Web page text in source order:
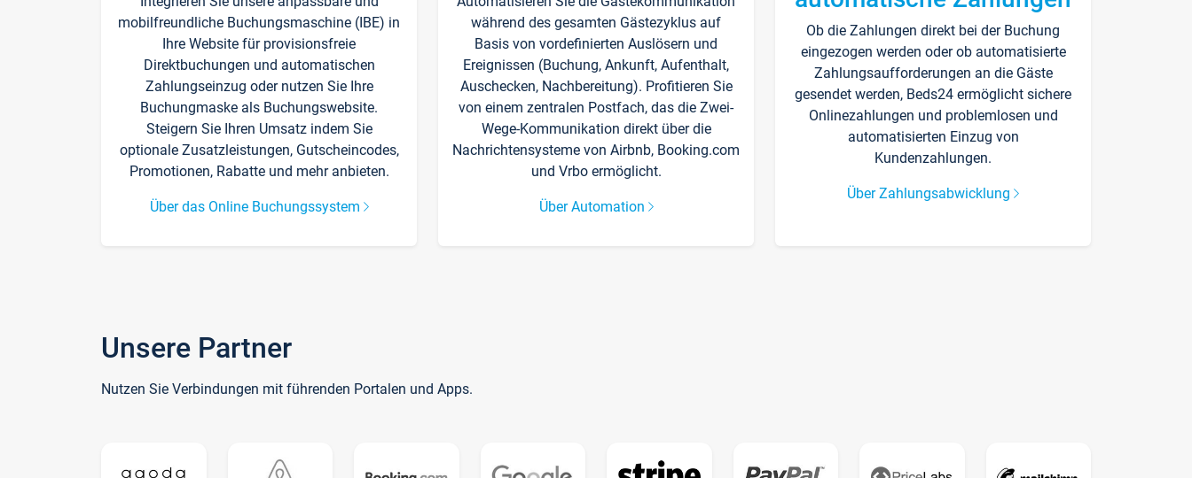
mobilfreundliche Buchungsmaschine (IBE) in
Ihre Website für provisionsfreie
Direktbuchungen und automatischen
Zahlungseinzug oder nutzen Sie Ihre
Buchungmaske als Buchungswebsite.
Steigern Sie Ihren Umsatz indem Sie
optionale Zusatzleistungen, Gutscheincodes,
Promotionen, Rabatte und mehr anbieten.
Über das Online Buchungssystem
während des gesamten Gästezyklus auf
Basis von vordefinierten Auslösern und
Ereignissen (Buchung, Ankunft, Aufenthalt,
Auschecken, Nachbereitung). Profitieren Sie
von einem zentralen Postfach, das die Zwei-
Wege-Kommunikation direkt über die
Nachrichtensysteme von Airbnb, Booking.com
und Vrbo ermöglicht.
Über Automation
Ob die Zahlungen direkt bei der Buchung
eingezogen werden oder ob automatisierte
Zahlungsaufforderungen an die Gäste
gesendet werden, Beds24 ermöglicht sichere
Onlinezahlungen und problemlosen und
automatisierten Einzug von
Kundenzahlungen.
Über Zahlungsabwicklung
Unsere Partner
Nutzen Sie Verbindungen mit führenden Portalen und Apps.